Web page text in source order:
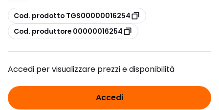
copia
Cod. prodotto TGS00000016254
copia
Cod. produttore 00000016254
Accedi per visualizzare prezzi e disponibilità
Accedi